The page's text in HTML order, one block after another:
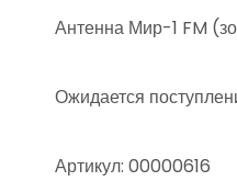
Антенна Мир-1 FM
Ожидается
Артикул: 00000616